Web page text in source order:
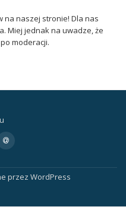
na naszej stronie! Dla nas
Miej jednak na uwadze, że
moderacji.
przez WordPress